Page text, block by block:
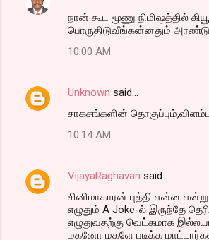
நான் கூட மூணு நிமிஷத்தில்
பொருதிடுவீங்கன்னதும்
10:00 AM
Unknown said…
சாகசங்களின்
10:14 AM
VijayaRaghavan said…
சினிமாகாரன் புத்தி என்ன
எழுதும் A Joke-ல் இருந்தே
எழுதுவதற்கு வெட்கமாக
மகனோ மகளே படிக்க